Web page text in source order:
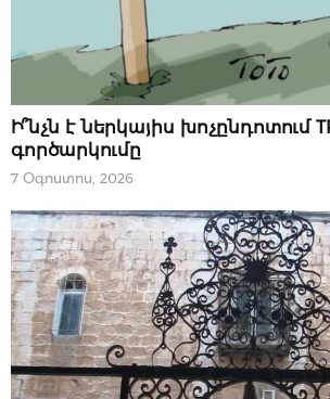
07 ՕԳՈՍՏՈՍԻ, 2026
Ի՞նչն է ներկայիս խոչընդոտում
գործարկումը
7 Օգոստոս, 2026